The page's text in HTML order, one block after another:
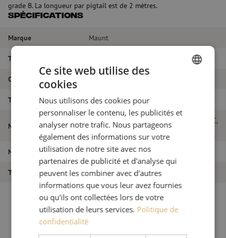
grade B. La longueur par pigtail est de 2 mètres.
Spécifications
Marque Maunt
Type de fibre
Couleur
Type de connecteur SC/PC
Nom de l'article
Set de queue de cochon 12pcs, SM, SC/PC,
Numéro d'article M00000235
Type de produit Pigtails
Ce site web utilise des
cookies
Nous utilisons des cookies pour
personnaliser le contenu, les publicités et
analyser notre trafic. Nous partageons
également des informations sur votre
utilisation de notre site avec nos
partenaires de publicité et d'analyse qui
peuvent les combiner avec d'autres
informations que vous leur avez fournies
ou qu'ils ont collectées lors de votre
utilisation de leurs services. Politique de
confidentialité